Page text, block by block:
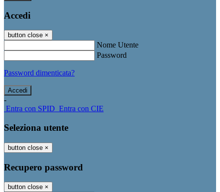
Accedi
button close ×
Nome Utente
Password
Password dimenticata?
-
Entra con SPID Entra con CIE
Seleziona utente
button close ×
Recupero password
button close ×